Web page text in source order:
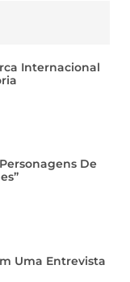
Internacional
De
Uma Entrevista